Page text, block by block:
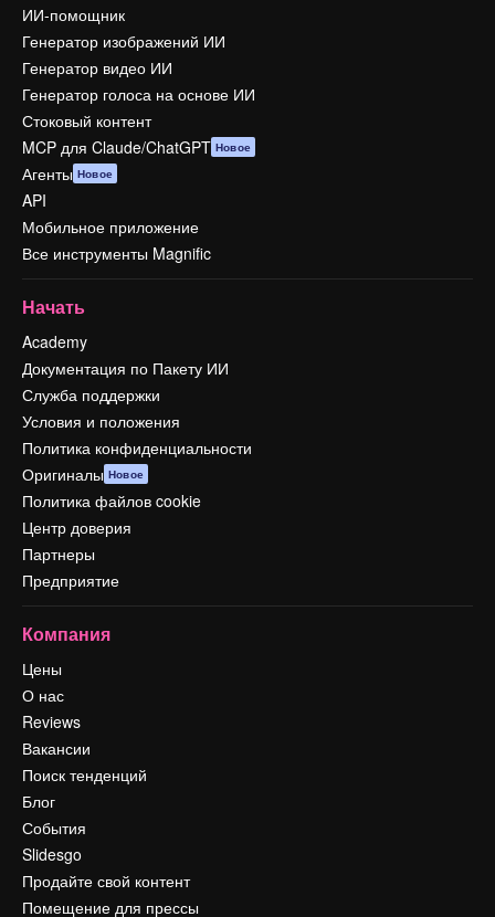
ИИ-помощник
Генератор изображений ИИ
Генератор видео ИИ
Генератор голоса на основе ИИ
Стоковый контент
MCP для Claude/ChatGPT Новое
Агенты Новое
API
Мобильное приложение
Все инструменты Magnific
Начать
Academy
Документация по Пакету ИИ
Служба поддержки
Условия и положения
Политика конфиденциальности
Оригиналы Новое
Политика файлов cookie
Центр доверия
Партнеры
Предприятие
Компания
Цены
О нас
Reviews
Вакансии
Поиск тенденций
Блог
События
Slidesgo
Продайте свой контент
Помещение для прессы